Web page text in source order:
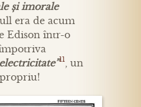
și imorale
era de acum
Edison într-o
11, un